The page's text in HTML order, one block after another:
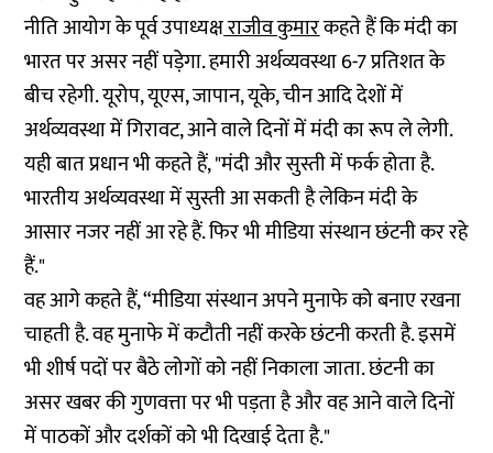
नीति आयोग के पूर्व उपाध्यक्षराजीव कुमारकहते हैं कि मंदी का
भारत पर असर नहीं पड़ेगा. हमारी अर्थव्यवस्था 6-7 प्रतिशत के
बीच रहेगी. यूरोप, यूएस, जापान, यूके, चीन आदि देशों में
अर्थव्यवस्था में गिरावट, आने वाले दिनों में मंदी का रूप ले लेगी.
यही बात प्रधान भी कहते हैं, "मंदी और सुस्ती में फर्क होता है.
भारतीय अर्थव्यवस्था में सुस्ती आ सकती है लेकिन मंदी के
आसार नजर नहीं आ रहे हैं. फिर भी मीडिया संस्थान छंटनी कर रहे
हैं."
वह आगे कहते हैं, “मीडिया संस्थान अपने मुनाफे को बनाए रखना
चाहती है. वह मुनाफे में कटौती नहीं करके छंटनी करती है. इसमें
भी शीर्ष पदों पर बैठे लोगों को नहीं निकाला जाता. छंटनी का
असर खबर की गुणवत्ता पर भी पड़ता है और वह आने वाले दिनों
में पाठकों और दर्शकों को भी दिखाई देता है."